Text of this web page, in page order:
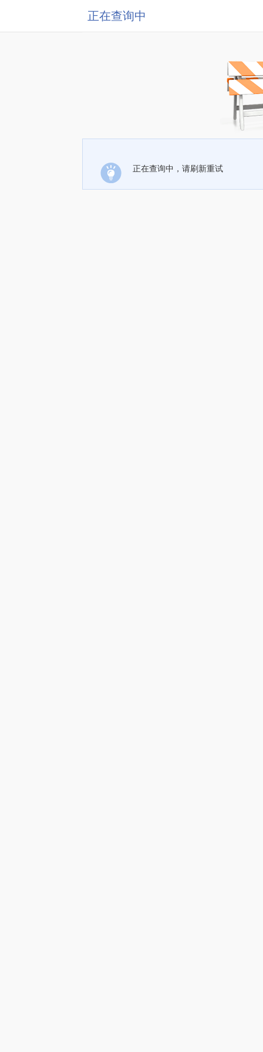
正在查询中
正在查询中，请刷新重试